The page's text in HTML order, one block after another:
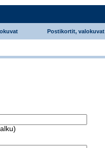
Postikortit, valokuvat